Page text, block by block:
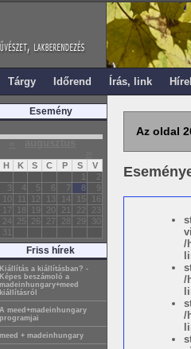
Tárgy Időrend Írás, link
Esemény
« augusztus
H K S C P S
V
1
2
3
4 5 6 7 8
9
10
11 12 13 14 15
16
17
18 19 20 21 22
23
24
25 26 27 28 29
30
31
Friss hírek
Kiállítás a kiállításban? -
Képes beszámoló a
madeinhungary+meed
kiállításról
A meed+madeinhungary
programjai
meed + madeinhungary
Az oldal
/
/
/